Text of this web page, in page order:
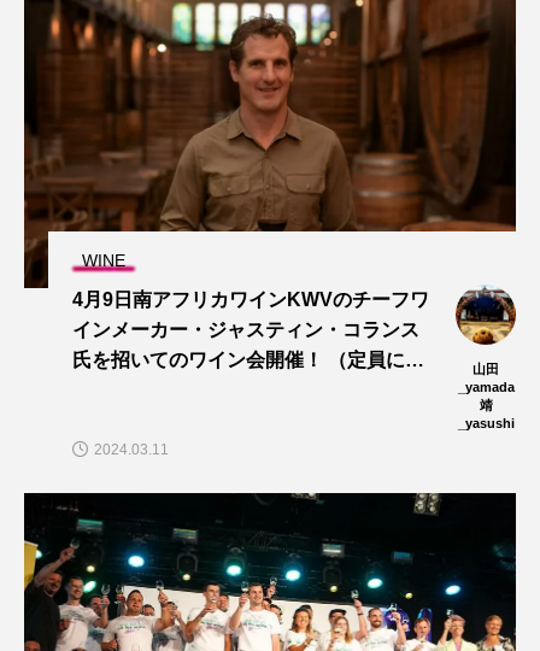
WINE
4月9日南アフリカワインKWVのチーフワ
インメーカー・ジャスティン・コランス
氏を招いてのワイン会開催！ （定員に達
山田
_yamada
靖
_yasushi
2024.03.11